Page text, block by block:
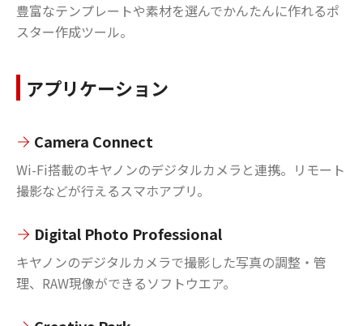
豊富なテンプレートや素材を選んでかんたんに作れるポ
スター作成ツール。
アプリケーション
Camera Connect
Wi-Fi搭載のキヤノンのデジタルカメラと連携。リモート
撮影などが行えるスマホアプリ。
Digital Photo Professional
キヤノンのデジタルカメラで撮影した写真の調整・管
理、RAW現像ができるソフトウエア。